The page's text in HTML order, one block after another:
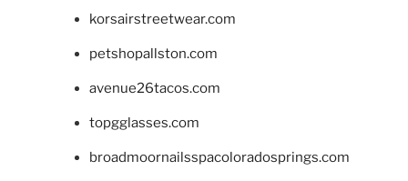
korsairstreetwear.com
petshopallston.com
avenue26tacos.com
topgglasses.com
broadmoornailsspacoloradosprings.com